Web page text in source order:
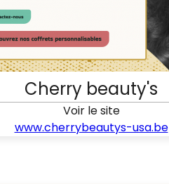
Cherry beauty's
Voir le site
www.cherrybeautys-usa.be